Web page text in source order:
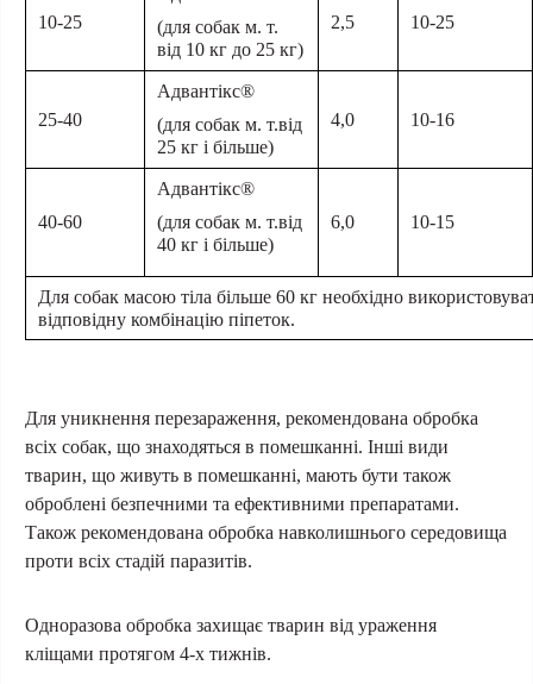
10-25
(для собак м. т.
від 10 кг до 25 кг)
2,5 10-25
25-40
Адвантікс®
(для собак м. т.від
25 кг і більше)
4,0 10-16
40-60
Адвантікс®
(для собак м. т.від
40 кг і більше)
6,0 10-1 5
Для собак масою тіла більше 60 кг необхідно
відповідну комбінацію піпеток.
Для уникнення перезараження, рекомендована обробка
всіх собак, що знаходяться в помешканні. Інші види
тварин, що живуть в помешканні, мають бути також
оброблені безпечними та ефективними препаратами.
Також рекомендована обробка навколишнього середовища
проти всіх стадій паразитів.
Одноразова обробка захищає тварин від ураження
кліщами протягом 4-х тижнів.